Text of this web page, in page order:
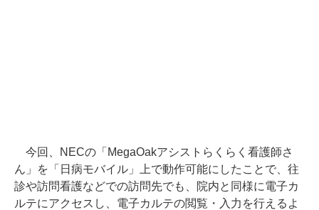
今回、NECの「MegaOakアシストらくらく看護師さ
ん」を「日病モバイル」上で動作可能にしたことで、往
診や訪問看護などでの訪問先でも、院内と同様に電子カ
ルテにアクセスし、電子カルテの閲覧・入力を行えるよ